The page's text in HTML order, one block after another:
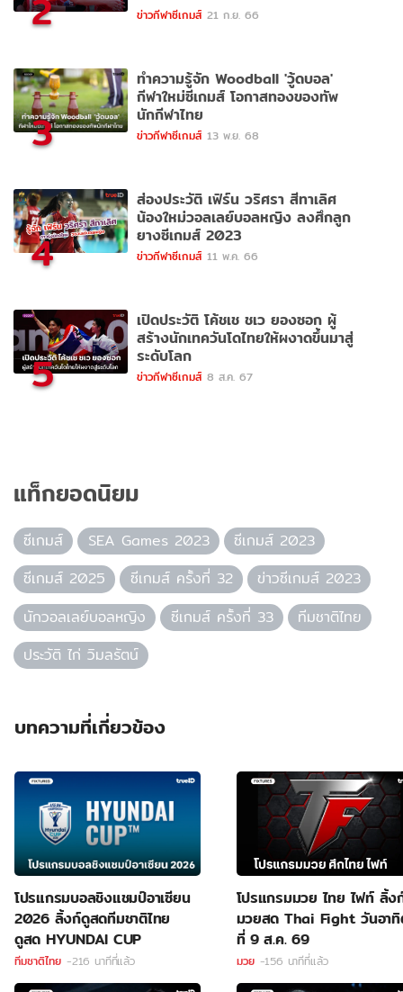
ข่าวกีฬาซีเกมส์ 21 ก.ย. 66
3
ทำความรู้จัก Woodball 'วู้ดบอล'
กีฬาใหม่ซีเกมส์ โอกาสทองของทัพ
นักกีฬาไทย
ข่าวกีฬาซีเกมส์ 13 พ.ย. 68
4
ส่องประวัติ เฟิร์น วริศรา สีทาเลิศ
น้องใหม่วอลเลย์บอลหญิง ลงศึกลูก
ยางซีเกมส์ 2023
ข่าวกีฬาซีเกมส์ 11 พ.ค. 66
5
เปิดประวัติ โค้ชเช ชเว ยองซอก ผู้
สร้างนักเทควันโดไทยให้ผงาดขึ้นมาสู่
ระดับโลก
ข่าวกีฬาซีเกมส์ 8 ส.ค. 67
แท็กยอดนิยม
ซีเกมส์ SEA Games 2023
ซีเกมส์ 2023
ซีเกมส์ 2025
ซีเกมส์ ครั้งที่ 32
ข่าวซีเกมส์ 2023
นักวอลเลย์บอลหญิง
ซีเกมส์ ครั้งที่ 33
ทีมชาติไทย
ประวัติ ไก่ วิมลรัตน์
บทความที่เกี่ยวข้อง
โปรแกรมบอลชิงแชมป์อาเซียน
2026 ลิ้งก์ดูสดทีมชาติไทย
ดูสด HYUNDAI CUP
ทีมชาติไทย -216 นาทีที่แล้ว
โปรแกรมมวย ไทย ไฟท์ ลิ้ง
มวยสด Thai Fight วันอา
ที่ 9 ส.ค. 69
มวย -156 นาทีที่แล้ว